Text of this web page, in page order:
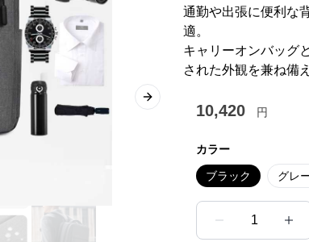
Next slide
通勤や出張に便利な
適。
キャリーオンバッグ
された外観を兼ね備
10,420 円
カラー
ブラック グレ
1